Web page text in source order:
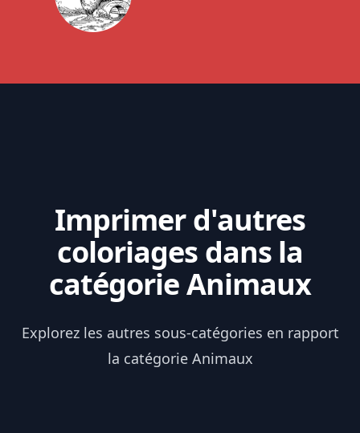
Imprimer d'autres
coloriages dans la
catégorie Animaux
Explorez les autres sous-catégories en rapport
la catégorie Animaux